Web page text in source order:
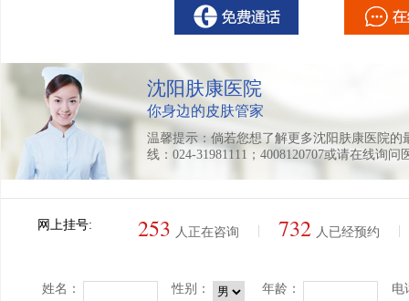
沈阳肤康医院
你身边的皮肤管家
温馨提示：倘若您想了解更多沈阳肤康医院
线：024-31981111；4008120707或请在线询问
网上挂号: 253 人正在咨询 732 人已经预约
姓名： 性别： 年龄： 电